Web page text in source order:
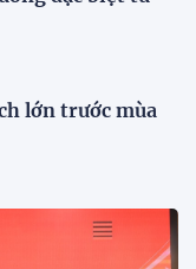
giải bóng đá